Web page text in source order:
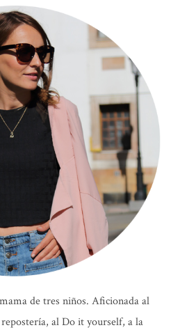
de tres niños. Aficionada al
al Do it yourself, a la